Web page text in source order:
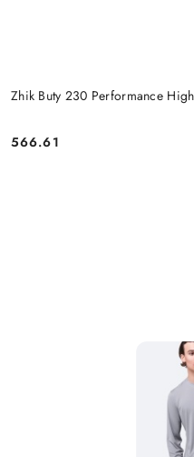
Zhik Buty 230 Performance
Cena:
566.61